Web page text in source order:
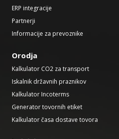
ERP integracije
Partnerji
Informacije za prevoznike
Orodja
Kalkulator CO2 za transport
Iskalnik državnih praznikov
Kalkulator Incoterms
Generator tovornih etiket
Kalkulator časa dostave tovora